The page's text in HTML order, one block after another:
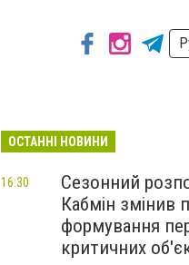
ОСТАННІ НОВИНИ
Сезонний
Кабмін змінив
формування
критичних
16:30